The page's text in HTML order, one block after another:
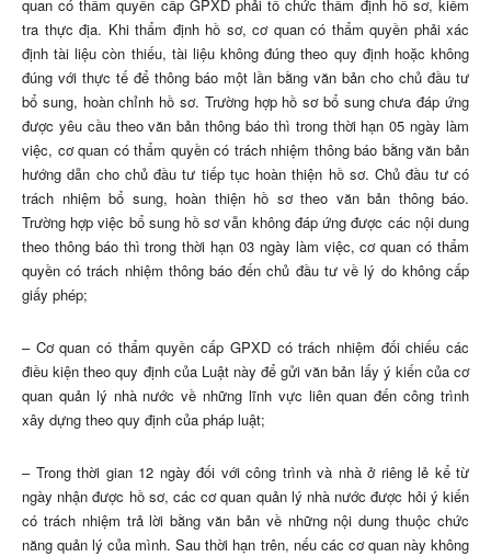
quan có thẩm quyền cấp GPXD phải tổ chức thẩm định hồ sơ, kiểm
tra thực địa. Khi thẩm định hồ sơ, cơ quan có thẩm quyền phải xác
định tài liệu còn thiếu, tài liệu không đúng theo quy định hoặc không
đúng với thực tế để thông báo một lần bằng văn bản cho chủ đầu tư
bổ sung, hoàn chỉnh hồ sơ. Trường hợp hồ sơ bổ sung chưa đáp ứng
được yêu cầu theo văn bản thông báo thì trong thời hạn 05 ngày làm
việc, cơ quan có thẩm quyền có trách nhiệm thông báo bằng văn bản
hướng dẫn cho chủ đầu tư tiếp tục hoàn thiện hồ sơ. Chủ đầu tư có
trách nhiệm bổ sung, hoàn thiện hồ sơ theo văn bản thông báo.
Trường hợp việc bổ sung hồ sơ vẫn không đáp ứng được các nội dung
theo thông báo thì trong thời hạn 03 ngày làm việc, cơ quan có thẩm
quyền có trách nhiệm thông báo đến chủ đầu tư về lý do không cấp
giấy phép;
– Cơ quan có thẩm quyền cấp GPXD có trách nhiệm đối chiếu các
điều kiện theo quy định của Luật này để gửi văn bản lấy ý kiến của cơ
quan quản lý nhà nước về những lĩnh vực liên quan đến công trình
xây dựng theo quy định của pháp luật;
– Trong thời gian 12 ngày đối với công trình và nhà ở riêng lẻ kể từ
ngày nhận được hồ sơ, các cơ quan quản lý nhà nước được hỏi ý kiến
có trách nhiệm trả lời bằng văn bản về những nội dung thuộc chức
năng quản lý của mình. Sau thời hạn trên, nếu các cơ quan này không